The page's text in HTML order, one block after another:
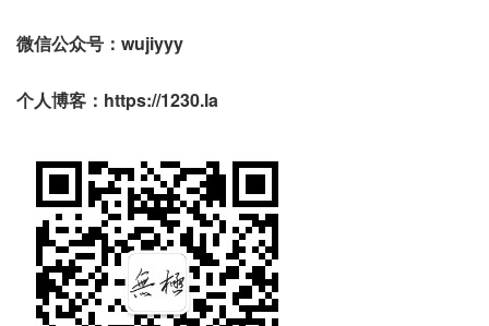
微信公众号：wujiyyy
个人博客：https://1230.la